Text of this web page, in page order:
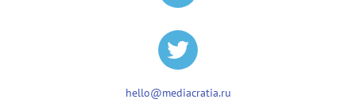
hello@mediacratia.ru